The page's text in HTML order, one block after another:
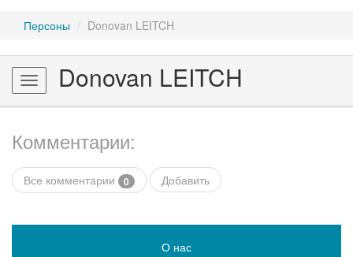
Персоны Donovan LEITCH
Toggle
navigation
Donovan LEITCH
Комментарии:
Все комментарии 0 Добавить
О нас